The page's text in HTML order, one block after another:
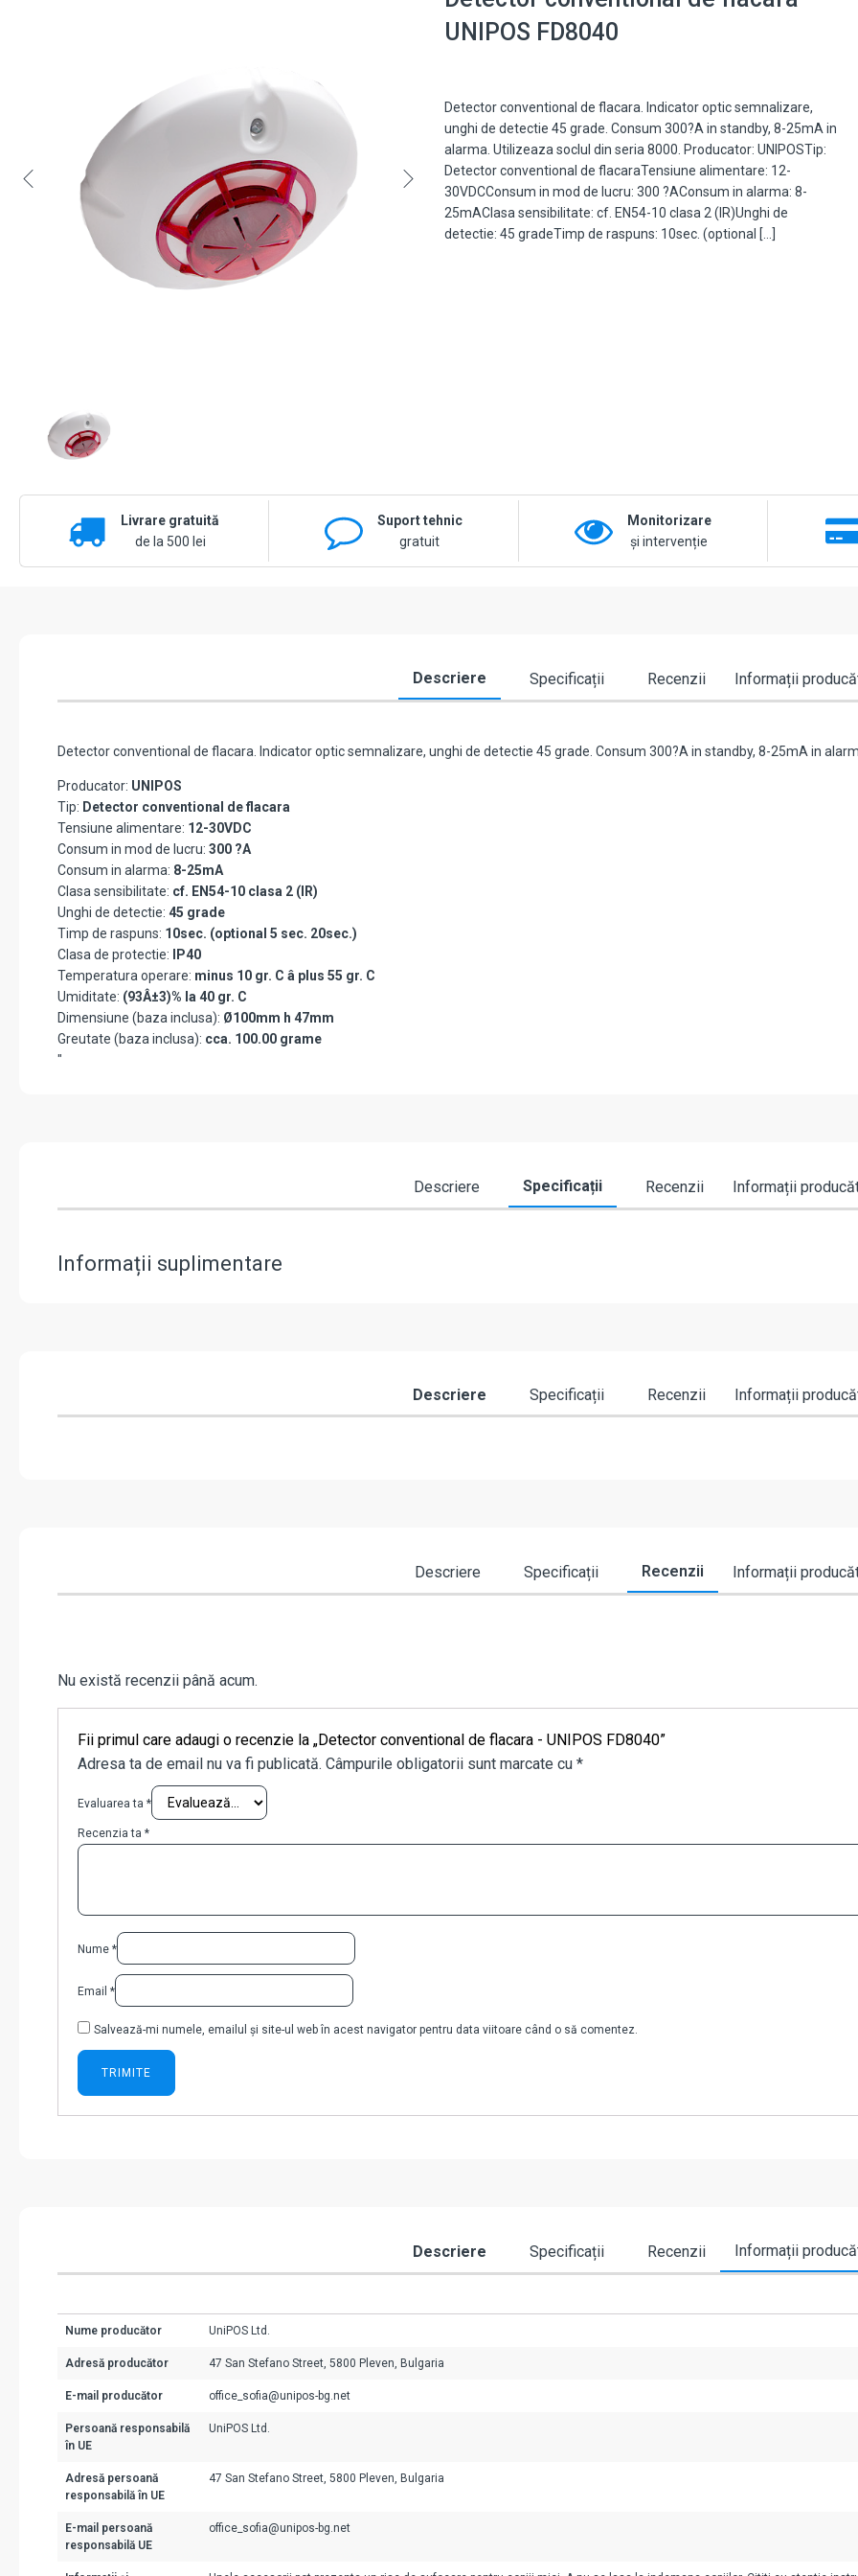
UNIPOS FD8040
Detector conventional de flacara. Indicator optic semnalizare,
unghi de detectie 45 grade. Consum 300?A in standby, 8-25mA in
alarma. Utilizeaza soclul din seria 8000. Producator: UNIPOSTip:
Detector conventional de flacaraTensiune alimentare: 12-
30VDCConsum in mod de lucru: 300 ?AConsum in alarma: 8-
25mAClasa sensibilitate: cf. EN54-10 clasa 2 (IR)Unghi de
detectie: 45 gradeTimp de raspuns: 10sec. (optional […]
Livrare gratuită
de la 500 lei
Suport tehnic
gratuit
Monitorizare
și intervenție
Descriere Specificații Recenzii Informații
Detector conventional de flacara. Indicator optic semnalizare, unghi de detectie 45 grade. Consum 300?A in standby, 8-25mA in
Producator: UNIPOS
Tip: Detector conventional de flacara
Tensiune alimentare: 12-30VDC
Consum in mod de lucru: 300 ?A
Consum in alarma: 8-25mA
Clasa sensibilitate: cf. EN54-10 clasa 2 (IR)
Unghi de detectie: 45 grade
Timp de raspuns: 10sec. (optional 5 sec. 20sec.)
Clasa de protectie:
IP40
Temperatura operare: minus 10 gr. C â plus 55 gr. C
Umiditate: (93Â±3)% la 40 gr. C
Dimensiune (baza inclusa): Ø100mm h 47mm
Greutate (baza inclusa): cca. 100.00 grame
"
Descriere Specificații Recenzii Informații
Informații suplimentare
Descriere Specificații Recenzii Informații
Descriere Specificații Recenzii Informații
Nu există recenzii până acum.
Fii primul care adaugi o recenzie la „Detector conventional de flacara - UNIPOS FD8040”
Adresa ta de email nu va fi publicată. Câmpurile obligatorii sunt marcate cu *
Evaluarea ta *
Recenzia ta *
Nume *
Email *
Salvează-mi numele, emailul și site-ul web în acest navigator pentru data viitoare când o să comentez.
Descriere Specificații Recenzii Informații
Nume producător UniPOS Ltd.
Adresă producător 47 San Stefano Street, 5800 Pleven, Bulgaria
E-mail producător office_sofia@unipos-bg.net
Persoană responsabilă
în UE
UniPOS Ltd.
Adresă persoană
responsabilă în UE
47 San Stefano Street, 5800 Pleven, Bulgaria
E-mail persoană
responsabilă UE
office_sofia@unipos-bg.net